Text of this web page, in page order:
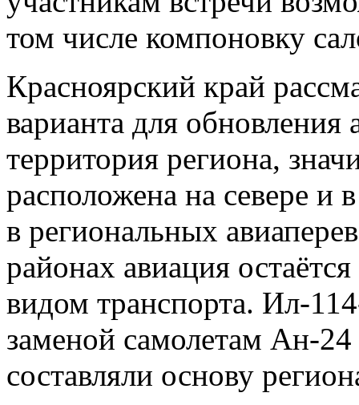
том числе компоновку
Красноярский край
варианта для обновления
территория региона,
расположена на севере и
в региональных
районах авиация
видом транспорта. Ил-
заменой самолетам Ан-
составляли основу